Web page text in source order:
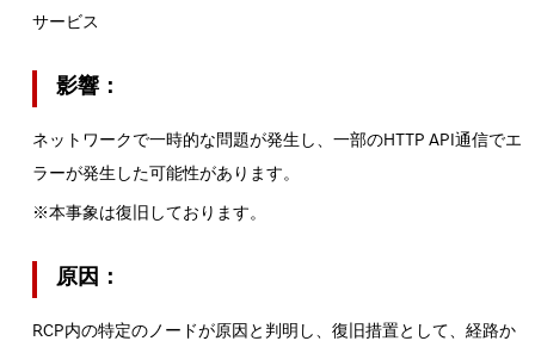
サービス
影響：
ネットワークで一時的な問題が発生し、一部のHTTP API通信でエ
ラーが発生した可能性があります。
※本事象は復旧しております。
原因：
RCP内の特定のノードが原因と判明し、復旧措置として、経路か